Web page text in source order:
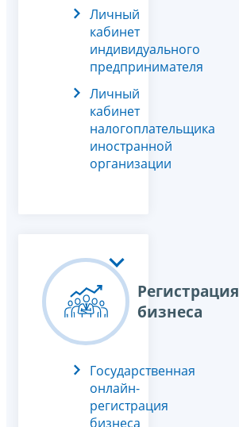
Личный
кабинет
индивидуального
предпринимателя
Личный
кабинет
налогоплательщика
иностранной
организации
Регистрация
бизнеса
Государственная
онлайн-
регистрация
бизнеса